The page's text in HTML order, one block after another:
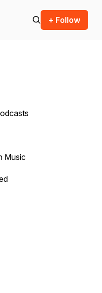
+ Follow
Music